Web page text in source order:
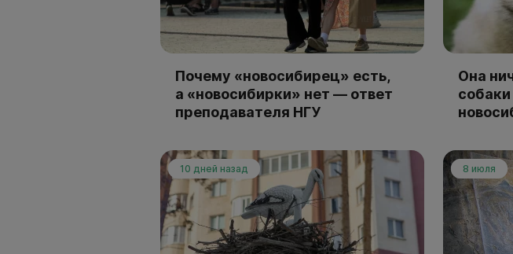
Почему «новосибирец» есть,
а «новосибирки» нет — ответ
преподавателя НГУ
Она
собаки
10 дней назад 8 июля